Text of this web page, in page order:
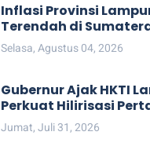
Inflasi Provinsi
Terendah di
Selasa, Agustus 04, 2026
Gubernur Ajak HKTI
Perkuat Hilirisasi
Jumat, Juli 31, 2026